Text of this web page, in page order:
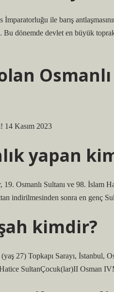
ile barış
Bu dönemde devlet en büyük
14 Kasım 2023
yapan
Osmanlı Sultanı ve 98. İslam
indirilmesinden sonra en genç
kimdir?
SultanÇocuk(lar)II Osman